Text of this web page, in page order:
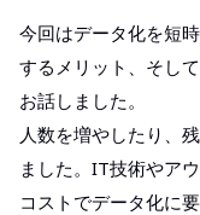
今回はデータ化を短
するメリット、そし
お話しました。
人数を増やしたり、
ました。IT技術やア
コストでデータ化に